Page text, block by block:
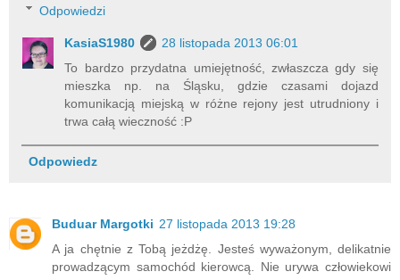
Odpowiedzi
KasiaS1980
28 listopada 2013 06:01
To bardzo przydatna umiejętność, zwłaszcza gdy się
mieszka np. na Śląsku, gdzie czasami dojazd
komunikacją miejską w różne rejony jest utrudniony i
trwa całą wieczność :P
Odpowiedz
Buduar Margotki 27 listopada 2013 19:28
A ja chętnie z Tobą jeżdżę. Jesteś wyważonym, delikatnie
prowadzącym samochód kierowcą. Nie urywa człowiekowi